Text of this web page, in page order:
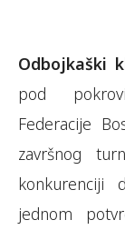
Odbojkaški
pod
Federacije
završnog
konkurenciji
jednom